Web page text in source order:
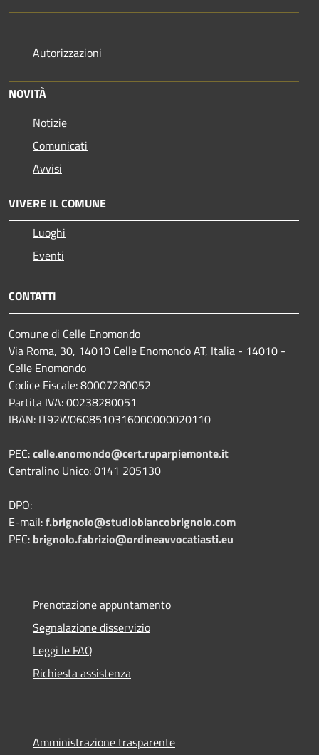
Autorizzazioni
NOVITÀ
Notizie
Comunicati
Avvisi
VIVERE IL COMUNE
Luoghi
Eventi
CONTATTI
Comune di Celle Enomondo
Via Roma, 30, 14010 Celle Enomondo AT, Italia - 14010 -
Celle Enomondo
Codice Fiscale: 80007280052
Partita IVA: 00238280051
IBAN: IT92W0608510316000000020110
PEC:celle.enomondo@cert.ruparpiemonte.it
Centralino Unico: 0141 205130
DPO:
E-mail:f.brignolo@studiobiancobrignolo.com
PEC: brignolo.fabrizio@ordineavvocatiasti.eu
Prenotazione appuntamento
Segnalazione disservizio
Leggi le FAQ
Richiesta assistenza
Amministrazione trasparente